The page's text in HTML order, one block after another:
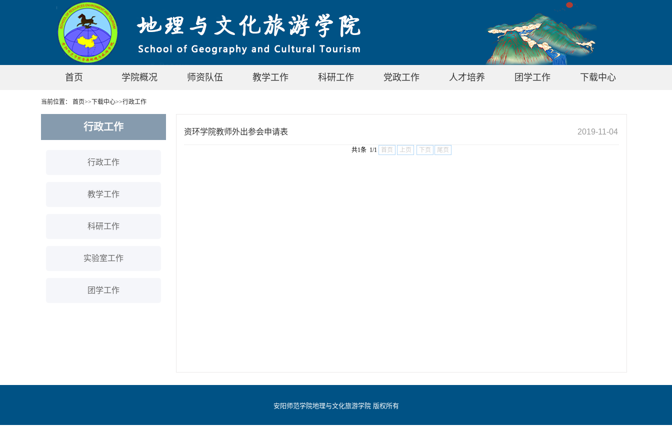
首页 学院概况 师资队伍 教学工作 科研工作 党政工作 人才培养 团学工作 下载中心
当前位置： 首页>> 下载中心>>行政工作
行政工作
行政工作
教学工作
科研工作
实验室工作
团学工作
2019-11-04
资环学院教师外出参会申请表
共1条 1/1 首页 上页 下页 尾页
安阳师范学院地理与文化旅游学院 版权所有